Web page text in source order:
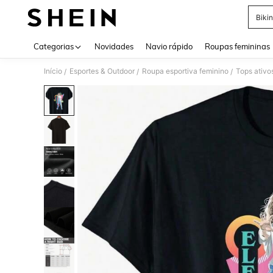
Categorias Novidades Navio rápido Roupas femininas
Início / Esportes & Outdoor / Roupa esportiva feminino / Tops